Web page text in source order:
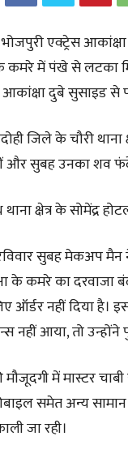
भोजपुरी एक्ट्रेस
में पंखे से लटका
दुबे सुसाइड से
जिले के चौरी थाना
और सुबह उनका शव
क्षेत्र के सोमेंद्र
सुबह मेकअप
के कमरे का दरवाजा
ऑर्डर नहीं दिया है।
नहीं आया, तो
में मास्टर
समेत अन्य
जा रही।